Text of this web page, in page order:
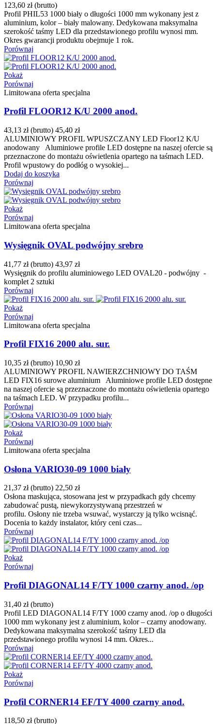
123,60 zł (brutto)
Profil PHIL53 1000 biały o długości 1000 mm wykonany jest z
aluminium, kolor – biały malowany. Dedykowana maksymalna
szerokość taśmy LED dla przedstawionego profilu wynosi mm.
Okres gwarancji produktu obejmuje 1 rok.
Porównaj
Pokaż
Porównaj
Limitowana oferta specjalna
Profil FLOOR12 K/U 2000 anod.
43,13 zł (brutto) 45,40 zł
ALUMINIOWY PROFIL WPUSZCZANY LED Floor12 K/U
anodowany Aluminiowe profile LED dostępne na naszej ofercie są
przeznaczone do montażu oświetlenia opartego na taśmach LED.
Profil wpustowy do podłóg o wysokiej...
Dodaj do koszyka
Porównaj
Pokaż
Porównaj
Limitowana oferta specjalna
Wysięgnik OVAL podwójny srebro
41,77 zł (brutto) 43,97 zł
Wysięgnik do profilu aluminiowego LED OVAL20 - podwójny -
komplet 2 sztuki
Porównaj
Pokaż
Porównaj
Limitowana oferta specjalna
Profil FIX16 2000 alu. sur.
10,35 zł (brutto) 10,90 zł
ALUMINIOWY PROFIL NAWIERZCHNIOWY DO TAŚM
LED FIX16 surowe aluminium Aluminiowe profile LED dostępne
na naszej ofercie są przeznaczone do montażu oświetlenia opartego
na taśmach LED. W przypadku profilu...
Porównaj
Pokaż
Porównaj
Limitowana oferta specjalna
Osłona VARIO30-09 1000 biały
21,37 zł (brutto) 22,50 zł
Osłona maskująca, stosowana jest w przypadkach gdy chcemy
zabudować pustą, niewykorzystywaną przestrzeń w
profilu. Osłony nie trzeba wsuwać, wystarczy ją tylko wcisnąć.
Docenia to każdy instalator, który ceni czas...
Porównaj
Pokaż
Porównaj
Profil DIAGONAL14 F/TY 1000 czarny anod. /op
31,40 zł (brutto)
Profil LED DIAGONAL14 F/TY 1000 czarny anod. /op o długości
1000 mm wykonany jest z aluminium, kolor – czarny anodowany.
Dedykowana maksymalna szerokość taśmy LED dla
przedstawionego profilu wynosi 14 mm. Okres...
Porównaj
Pokaż
Porównaj
Profil CORNER14 EF/TY 4000 czarny anod.
118,50 zł (brutto)